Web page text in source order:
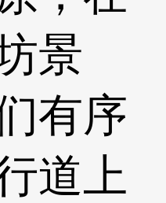
景
有序
道上